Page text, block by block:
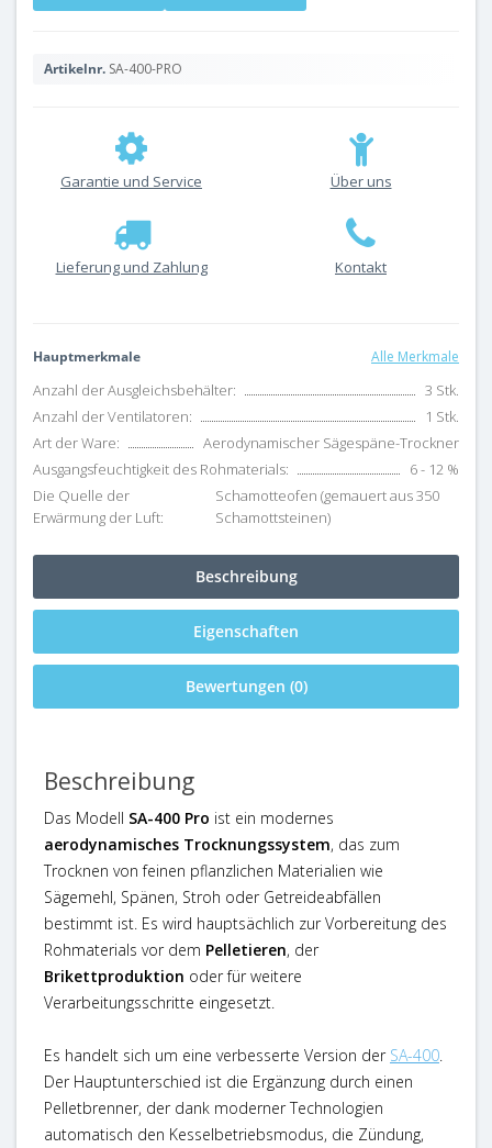
Artikelnr. SA-400-PRO
Garantie und Service Über uns
Lieferung und Zahlung Kontakt
Hauptmerkmale Alle Merkmale
Anzahl der Ausgleichsbehälter:
3 Stk.
Anzahl der Ventilatoren:
1 Stk.
Art der Ware:
Aerodynamischer Sägespäne-Trockner
Ausgangsfeuchtigkeit des Rohmaterials:
6 - 12 %
Die Quelle der
Erwärmung der Luft:
Schamotteofen (gemauert aus 350
Schamottsteinen)
Beschreibung
Eigenschaften
Bewertungen (0)
Beschreibung
Das Modell SA-400 Pro ist ein modernes
aerodynamisches Trocknungssystem, das zum
Trocknen von feinen pflanzlichen Materialien wie
Sägemehl, Spänen, Stroh oder Getreideabfällen
bestimmt ist. Es wird hauptsächlich zur Vorbereitung des
Rohmaterials vor dem Pelletieren, der
Brikettproduktion oder für weitere
Verarbeitungsschritte eingesetzt.
Es handelt sich um eine verbesserte Version der SA-400
Der Hauptunterschied ist die Ergänzung durch einen
Pelletbrenner, der dank moderner Technologien
automatisch den Kesselbetriebsmodus, die Zündung,